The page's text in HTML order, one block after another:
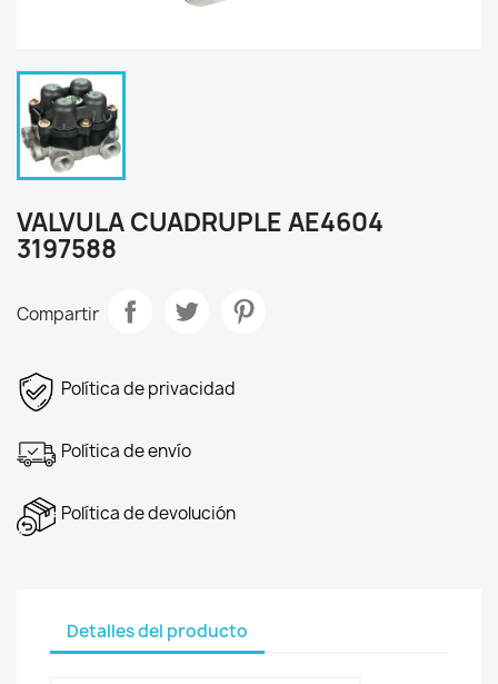
VALVULA CUADRUPLE AE4604
3197588
Compartir
Política de privacidad
Política de envío
Política de devolución
Detalles del producto